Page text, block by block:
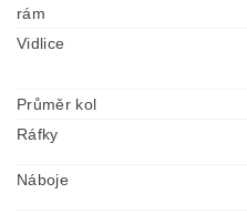
rám
Vidlice
Průměr kol
Ráfky
Náboje